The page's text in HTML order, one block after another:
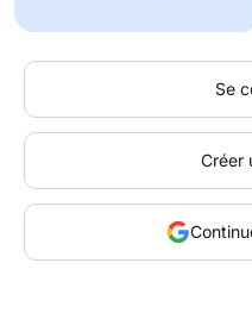
Se
Créer